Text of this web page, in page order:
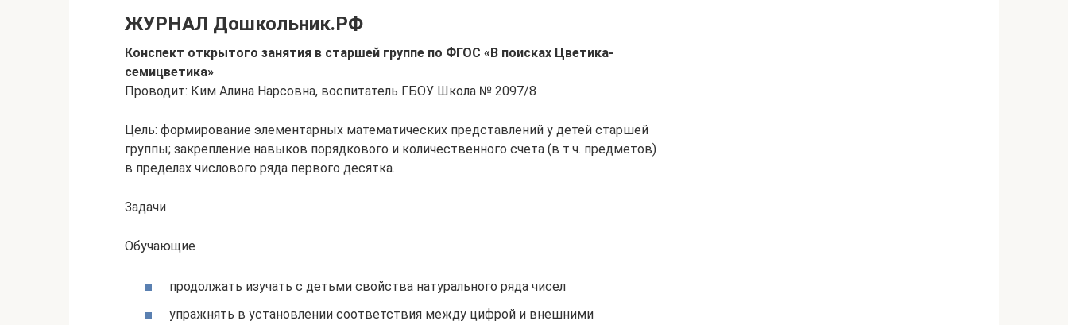
ЖУРНАЛ Дошкольник.РФ
Конспект открытого занятия в старшей группе по ФГОС «В поисках Цветика-
семицветика»
Проводит: Ким Алина Нарсовна, воспитатель ГБОУ Школа № 2097/8
Цель: формирование элементарных математических представлений у детей старшей
группы; закрепление навыков порядкового и количественного счета (в т.ч. предметов)
в пределах числового ряда первого десятка.
Задачи
Обучающие
продолжать изучать с детьми свойства натурального ряда чисел
упражнять в установлении соответствия между цифрой и внешними